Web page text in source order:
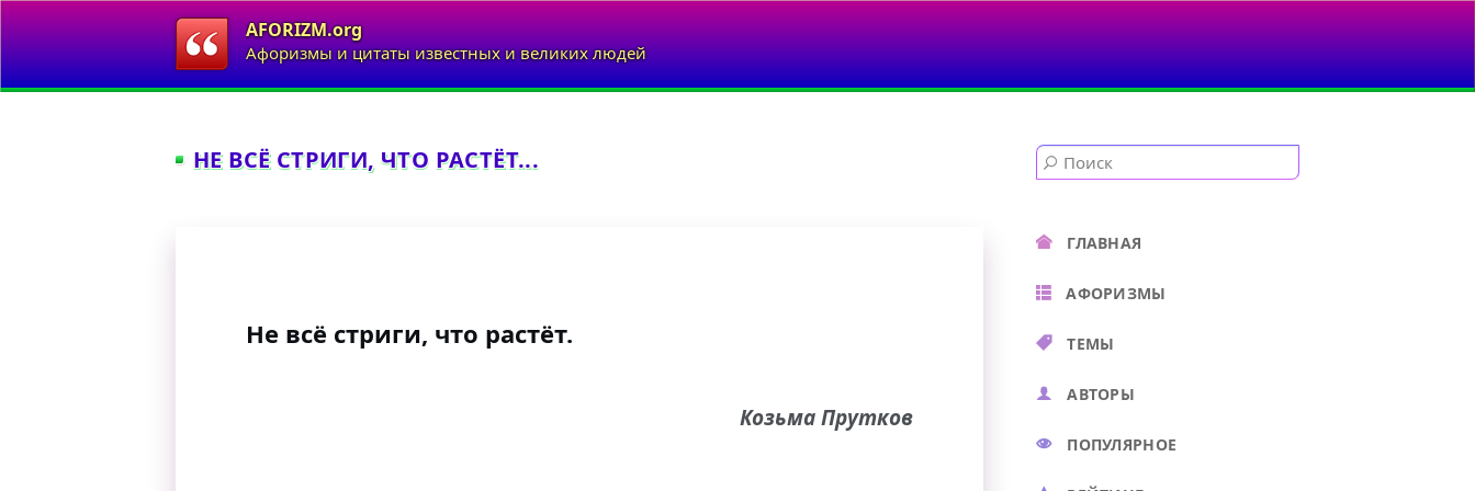
AFORIZM.org
Афоризмы и цитаты известных и великих людей
НЕ ВСЁ СТРИГИ, ЧТО РАСТЁТ...
Не всё стриги, что растёт.
Козьма Прутков
ГЛАВНАЯ
АФОРИЗМЫ
ТЕМЫ
АВТОРЫ
ПОПУЛЯРНОЕ